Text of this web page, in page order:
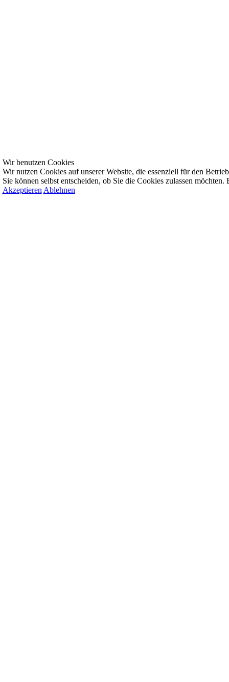
Wir benutzen Cookies
Wir nutzen Cookies auf unserer Website, die essenziell für den
Sie können selbst entscheiden, ob Sie die Cookies zulassen
Akzeptieren Ablehnen